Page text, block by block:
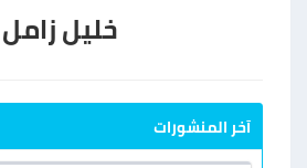
خليل زامل
آخر المنشورات